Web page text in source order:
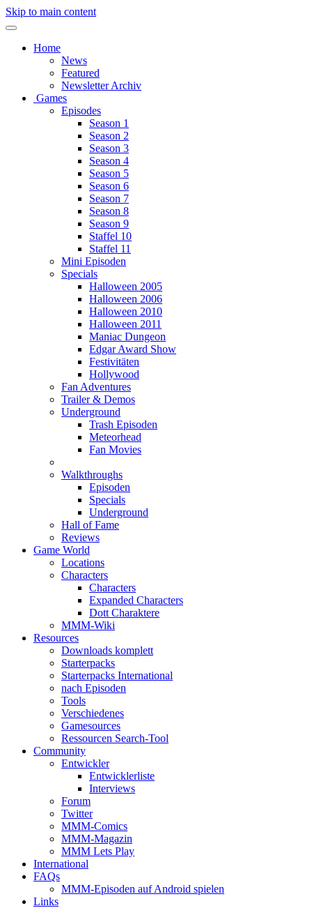
Skip to main content
Home
News
Featured
Newsletter Archiv
Games
Episodes
Season 1
Season 2
Season 3
Season 4
Season 5
Season 6
Season 7
Season 8
Season 9
Staffel 10
Staffel 11
Mini Episoden
Specials
Halloween 2005
Halloween 2006
Halloween 2010
Halloween 2011
Maniac Dungeon
Edgar Award Show
Festivitäten
Hollywood
Fan Adventures
Trailer & Demos
Underground
Trash Episoden
Meteorhead
Fan Movies
Walkthroughs
Episoden
Specials
Underground
Hall of Fame
Reviews
Game World
Locations
Characters
Characters
Expanded Characters
Dott Charaktere
MMM-Wiki
Resources
Downloads komplett
Starterpacks
Starterpacks International
nach Episoden
Tools
Verschiedenes
Gamesources
Ressourcen Search-Tool
Community
Entwickler
Entwicklerliste
Interviews
Forum
Twitter
MMM-Comics
MMM-Magazin
MMM Lets Play
International
FAQs
MMM-Episoden auf Android spielen
Links